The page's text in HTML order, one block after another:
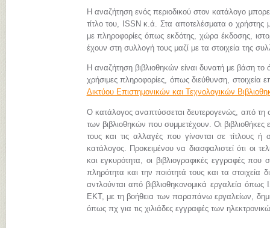
Η αναζήτηση ενός περιοδικού στον κατάλογο
τίτλο του, ISSN κ.ά. Στα αποτελέσματα ο χρήστης
με πληροφορίες όπως εκδότης, χώρα έκδοσης,
έχουν στη συλλογή τους μαζί με τα στοιχεία της
Η αναζήτηση βιβλιοθηκών είναι δυνατή με βάση το
χρήσιμες πληροφορίες, όπως διεύθυνση, στοιχεία
Δικτύου Επιστημονικών και Τεχνολογικών
Ο κατάλογος αναπτύσσεται δευτερογενώς, από
των βιβλιοθηκών που συμμετέχουν. Οι
τους και τις αλλαγές που γίνονται σε τίτλους
κατάλογος. Προκειμένου να διασφαλιστεί ότι οι
και εγκυρότητα, οι βιβλιογραφικές εγγραφές που
πληρότητα και την ποιότητά τους και τα
αντλούνται από βιβλιοθηκονομικά εργαλεία
ΕΚΤ, με τη βοήθεια των παραπάνω εργαλείων,
όπως πχ για τις χιλιάδες εγγραφές των